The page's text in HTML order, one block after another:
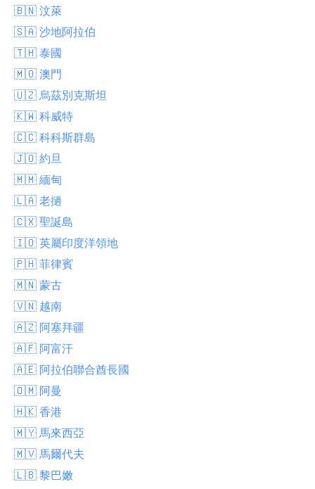
🇧🇳 汶萊
🇸🇦 沙地阿拉伯
🇹🇭 泰國
🇲🇴 澳門
🇺🇿 烏茲別克斯坦
🇰🇼 科威特
🇨🇨 科科斯群島
🇯🇴 約旦
🇲🇲 緬甸
🇱🇦 老撾
🇨🇽 聖誕島
🇮🇴 英屬印度洋領地
🇵🇭 菲律賓
🇲🇳 蒙古
🇻🇳 越南
🇦🇿 阿塞拜疆
🇦🇫 阿富汗
🇦🇪 阿拉伯聯合酋長國
🇴🇲 阿曼
🇭🇰 香港
🇲🇾 馬來西亞
🇲🇻 馬爾代夫
🇱🇧 黎巴嫩